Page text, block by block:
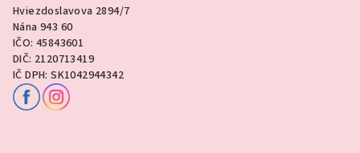
Hviezdoslavova 2894/7
Nána 943 60
IČO: 45843601
DIČ: 2120713419
IČ DPH: SK1042944342